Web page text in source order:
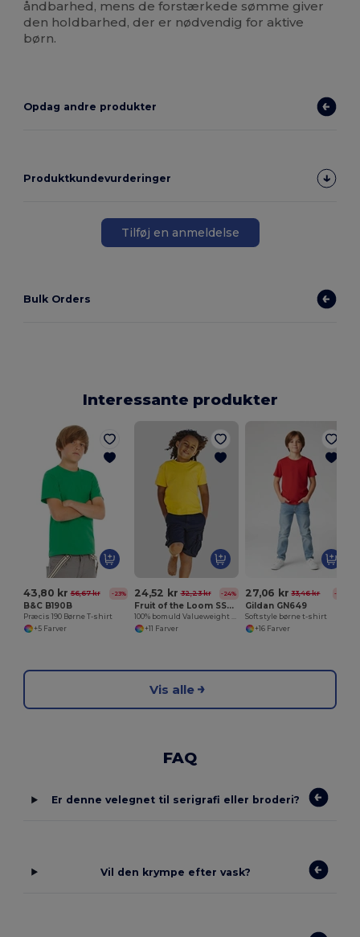
åndbarhed, mens de forstærkede sømme giver
den holdbarhed, der er nødvendig for aktive
børn.
Opdag andre produkter
Produktkundevurderinger
Tilføj en anmeldelse
Bulk Orders
Interessante produkter
43,80 kr 56,67 kr -23%
B&C B190B
Præcis 190 Børne T-shirt
+5 Farver
24,52 kr 32,23 kr -24%
Fruit of the Loom SS031
100% bomuld Valueweight børnetilpasset t-shirt
+11 Farver
27,06 kr 33,46 kr -19%
Gildan GN649
Softstyle børne t-shirt
+16 Farver
Vis alle
FAQ
Er denne velegnet til serigrafi eller broderi?
Vil den krympe efter vask?